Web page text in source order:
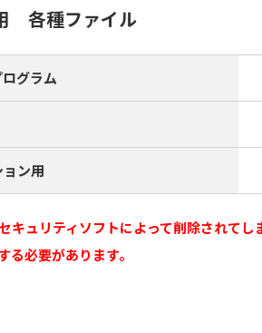
各種ファイル
グラム
ン用
ュリティソフトによって削除されてし
必要があります。